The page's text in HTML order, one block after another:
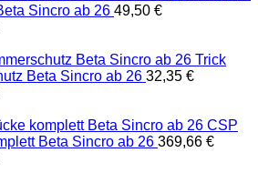
Sincro ab 26 49,50 €
Trick
Beta Sincro ab 26 32,35 €
CSP
Beta Sincro ab 26 369,66 €